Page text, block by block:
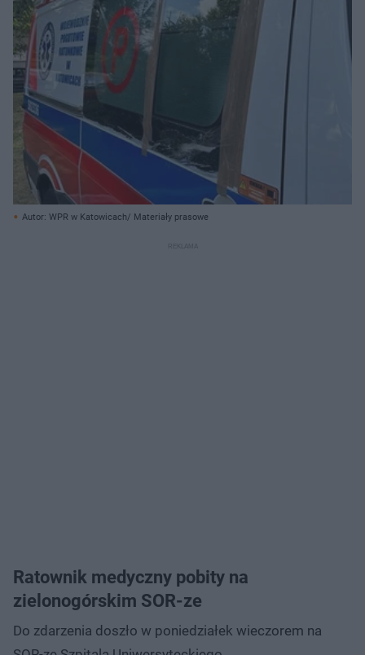
Autor: WPR w Katowicach/ Materiały prasowe
Ratownik medyczny pobity na
zielonogórskim SOR-ze
Do zdarzenia doszło w poniedziałek wieczorem na